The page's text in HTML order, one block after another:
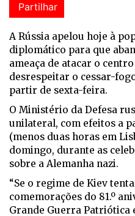
Partilhar
A Rússia apelou hoje à
diplomático para que
ameaça de atacar o
desrespeitar o cessar-
partir de sexta-feira.
O Ministério da Defesa
unilateral, com efeitos a
(menos duas horas em
domingo, durante as
sobre a Alemanha nazi.
“Se o regime de Kiev
comemorações do 81.º
Grande Guerra Patriótica